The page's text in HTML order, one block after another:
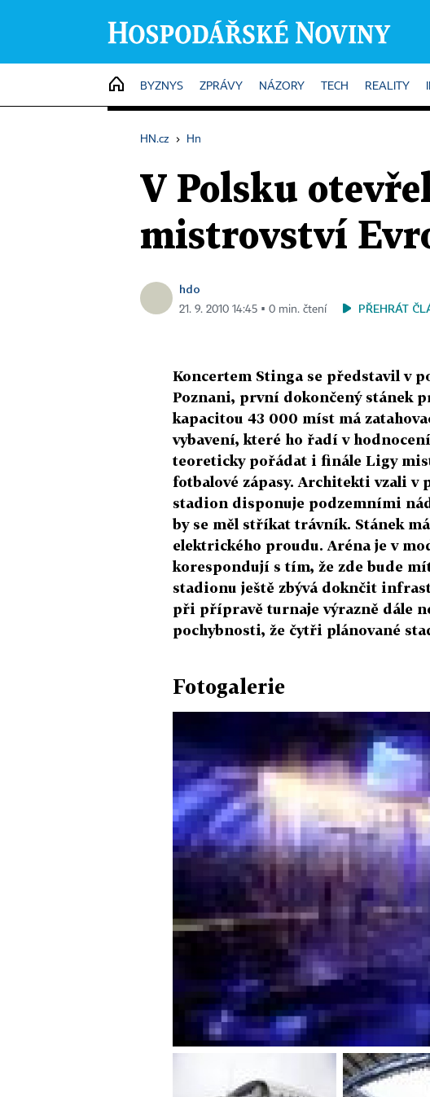
HOME
BYZNYS ZPRÁVY NÁZORY TECH REALITY
HN.cz › Hn
V Polsku
mistrovství
hdo
21. 9. 2010 14:45 ▪ 0 min. čtení PŘEHRÁT
Koncertem Stinga se představil v
Poznani, první dokončený stánek
kapacitou 43 000 míst má
vybavení, které ho řadí v
teoreticky pořádat i finále Ligy
fotbalové zápasy. Architekti vzali
stadion disponuje podzemními
by se měl stříkat trávník. Stánek
elektrického proudu. Aréna je v
korespondují s tím, že zde bude
stadionu ještě zbývá doknčit
při přípravě turnaje výrazně dále
pochybnosti, že čytři plánované
Fotogalerie